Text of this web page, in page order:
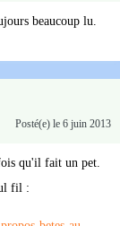
beaucoup lu.
Posté(e) le 6 juin 2013
qu'il fait un pet.
fil :